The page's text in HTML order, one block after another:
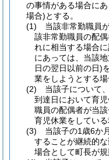
の事情がある場合に
場合)とする。
(1)
当該非常勤職員
該非常勤職員の配
れに相当する場合
にあっては、当該
日の翌日以前の日)
業をしようとする場
(2)
当該子について
到達日において育
職員の配偶者が当
育児休業をしてい
(3)
当該子の1歳6か
することが継続的
場合として町長が